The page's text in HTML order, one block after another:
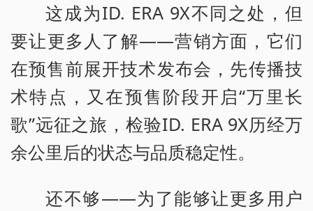
这成为ID. ERA 9X不同之处，但
要让更多人了解——营销方面，它们
在预售前展开技术发布会，先传播技
术特点，又在预售阶段开启“万里长
歌”远征之旅，检验ID. ERA 9X历经万
余公里后的状态与品质稳定性。
还不够——为了能够让更多用户